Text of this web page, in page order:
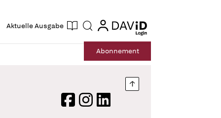
Aktuelle Ausgabe Suche login
login
Abonnement
Nach oben springen
FacebookInstagram
LinkedIn